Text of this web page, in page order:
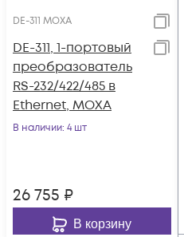
DE-311 MOXA
DE-311, 1-портовый
преобразователь
RS-232/422/485 в
Ethernet, MOXA
В наличии: 4 шт
26 755 ₽
В корзину